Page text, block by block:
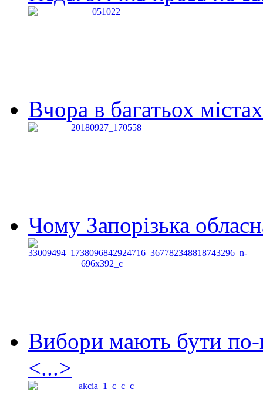
Вчора в багатьох
Чому Запорізька
Вибори мають бути по-
<...>